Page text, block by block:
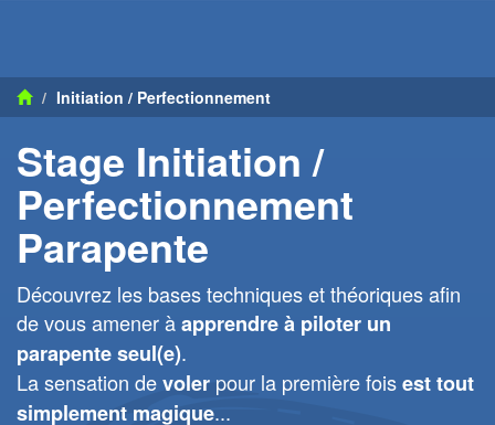
Initiation / Perfectionnement
Stage Initiation /
Perfectionnement
Parapente
Découvrez les bases techniques et théoriques afin
de vous amener àapprendre à piloter un
parapente seul(e).
La sensation devoler pour la première foisest tout
simplement magique...